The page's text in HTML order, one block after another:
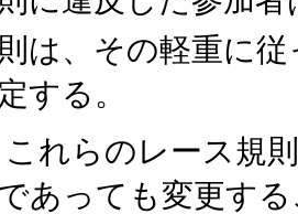
は、その軽重に
する。
これらのレース規
あっても変更す